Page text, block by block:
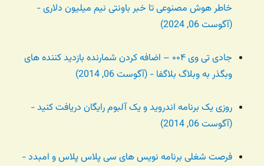
خاطر هوش مصنوعی تا خبر باونتی نیم میلیون دلاری -
(آگوست 06, 2024)
جادی تی وی ۰۰۴ – اضافه کردن شمارنده بازدید کننده های
وبگذر به وبلاگ بلاگفا - (آگوست 06, 2014)
روزی یک برنامه اندروید و یک آلبوم رایگان دریافت کنید -
(آگوست 06, 2014)
فرصت شغلی برنامه نویس های سی پلاس پلاس و امبدد -